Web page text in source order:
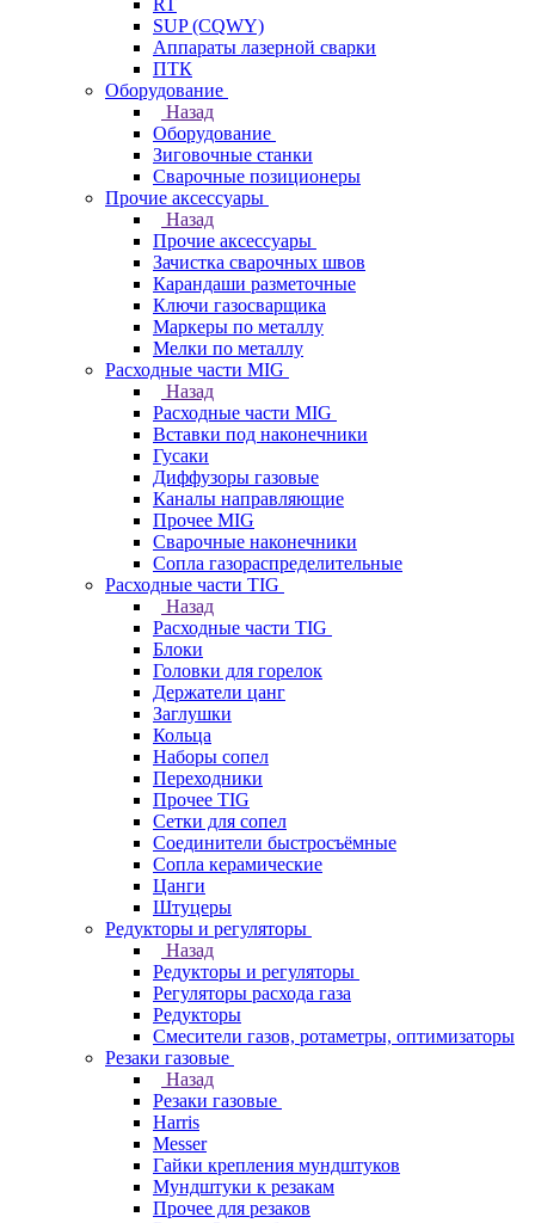
RT
SUP (CQWY)
Аппараты лазерной сварки
ПТК
Оборудование
Назад
Оборудование
Зиговочные станки
Сварочные позиционеры
Прочие аксессуары
Назад
Прочие аксессуары
Зачистка сварочных швов
Карандаши разметочные
Ключи газосварщика
Маркеры по металлу
Мелки по металлу
Расходные части MIG
Назад
Расходные части MIG
Вставки под наконечники
Гусаки
Диффузоры газовые
Каналы направляющие
Прочее MIG
Сварочные наконечники
Сопла газораспределительные
Расходные части TIG
Назад
Расходные части TIG
Блоки
Головки для горелок
Держатели цанг
Заглушки
Кольца
Наборы сопел
Переходники
Прочее TIG
Сетки для сопел
Соединители быстросъёмные
Сопла керамические
Цанги
Штуцеры
Редукторы и регуляторы
Назад
Редукторы и регуляторы
Регуляторы расхода газа
Редукторы
Смесители газов, ротаметры, оптимизаторы
Резаки газовые
Назад
Резаки газовые
Harris
Messer
Гайки крепления мундштуков
Мундштуки к резакам
Прочее для резаков